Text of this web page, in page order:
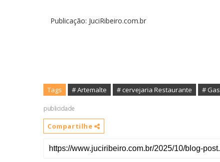
Publicação: JuciRibeiro.com.br
Tags # Artemalte # cervejaria Restaurante
publicidade
Compartilhe